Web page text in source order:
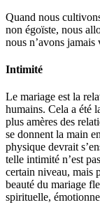
Quand nous
non égoïste, nous
nous n’avons jamais
Intimité
Le mariage est la
humains. Cela a été
plus amères des
se donnent la main
physique devrait
telle intimité n’est
certain niveau, mais
beauté du mariage
spirituelle,